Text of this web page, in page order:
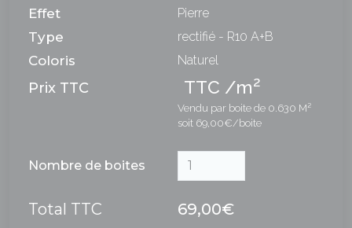
Effet Pierre
Type rectifié - R10 A+B
Coloris Naturel
Prix TTC TTC /m2
Vendu par boite de 0.630 M²
soit 69,00€/boite
Nombre de boites
Total TTC 69,00€